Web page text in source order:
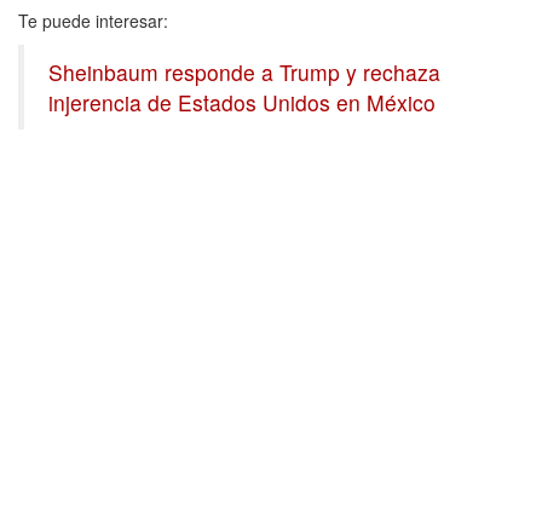
Te puede interesar:
Sheinbaum responde a Trump y rechaza
injerencia de Estados Unidos en México